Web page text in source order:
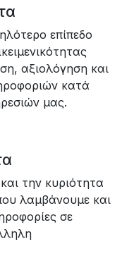
επίπεδο
αξιολόγηση και
κατά
μας.
την κυριότητα
λαμβάνουμε και
σε